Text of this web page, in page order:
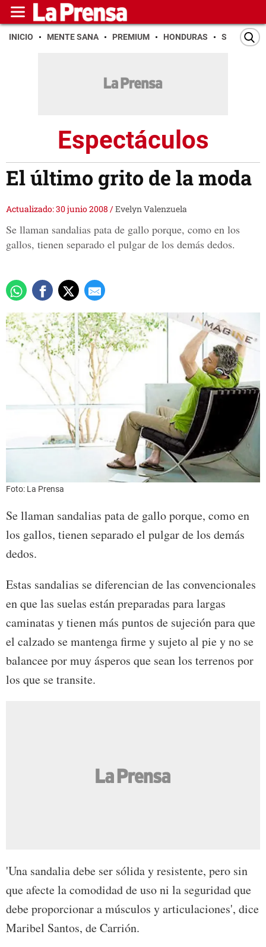
INICIO MENTE SANA PREMIUM HONDURAS SAN PEDRO
Espectáculos
El último grito de la moda
Actualizado: 30 junio 2008 /Evelyn Valenzuela
Se llaman sandalias pata de gallo porque, como en los
gallos, tienen separado el pulgar de los demás dedos.
Foto: La Prensa
Se llaman sandalias pata de gallo porque, como en
los gallos, tienen separado el pulgar de los demás
dedos.
Estas sandalias se diferencian de las convencionales
en que las suelas están preparadas para largas
caminatas y tienen más puntos de sujeción para que
el calzado se mantenga firme y sujeto al pie y no se
balancee por muy ásperos que sean los terrenos por
los que se transite.
'Una sandalia debe ser sólida y resistente, pero sin
que afecte la comodidad de uso ni la seguridad que
debe proporcionar a músculos y articulaciones', dice
Maribel Santos, de Carrión.